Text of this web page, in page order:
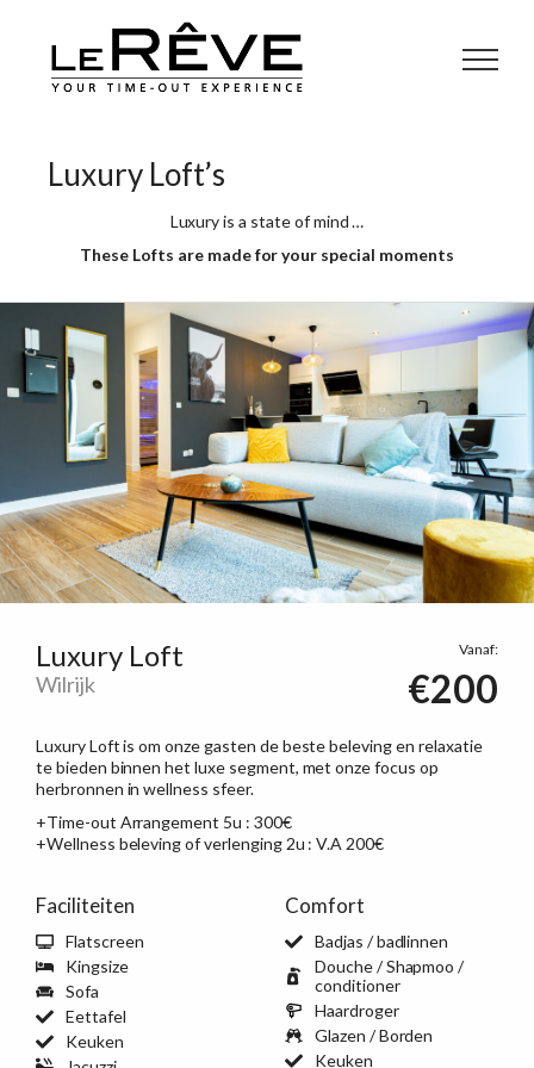
inhoud
Le
Rêve
out
experience
Luxury Loft’s
Luxury is a state of mind …
These Lofts are made for your special moments
Luxury Loft
Wilrijk
Vanaf:
€200
Luxury Loft is om onze gasten de beste beleving en relaxatie
te bieden binnen het luxe segment, met onze focus op
herbronnen in wellness sfeer.
+Time-out Arrangement 5u : 300€
+Wellness beleving of verlenging 2u : V.A 200€
Faciliteiten
Flatscreen
Kingsize
Sofa
Eettafel
Keuken
Comfort
Badjas / badlinnen
Douche / Shapmoo /
conditioner
Haardroger
Glazen / Borden
Keuken